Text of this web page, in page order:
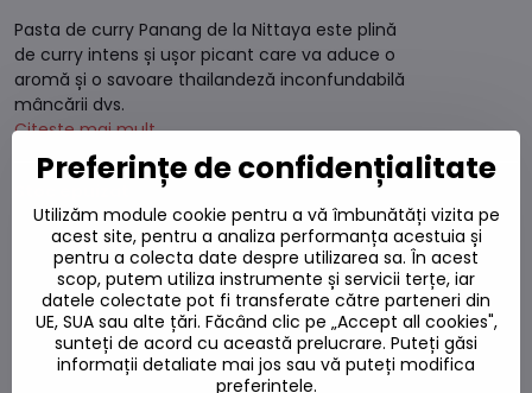
Pasta de curry Panang de la Nittaya este plină
de curry intens și ușor picant care va aduce o
aromă și o savoare thailandeză inconfundabilă
mâncării dvs.
Citește mai mult
29,33 L
24,24 Lexcl. TVA
Adaugă la favorite
Adăugați la listă
Preferințe de confidențialitate
Utilizăm module cookie pentru a vă îmbunătăți vizita pe
acest site, pentru a analiza performanța acestuia și
pentru a colecta date despre utilizarea sa. În acest
scop, putem utiliza instrumente și servicii terțe, iar
datele colectate pot fi transferate către parteneri din
UE, SUA sau alte țări. Făcând clic pe „Accept all cookies",
sunteți de acord cu această prelucrare. Puteți găsi
informații detaliate mai jos sau vă puteți modifica
preferințele.